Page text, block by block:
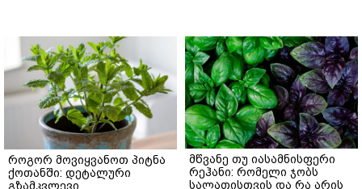
როგორ მოვიყვანოთ პიტნა
ქოთანში: დეტალური
გზამკვლევი
მწვანე თუ იასამნისფერი
რეჰანი: რომელი ჯობს
სალათისთვის და რა არის